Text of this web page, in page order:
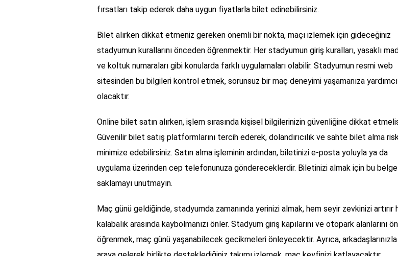
fırsatları takip ederek daha uygun fiyatlarla bilet edinebilirsiniz.
Bilet alırken dikkat etmeniz gereken önemli bir nokta, maçı izlemek için gideceğiniz
stadyumun kurallarını önceden öğrenmektir. Her stadyumun giriş kuralları, yasaklı
ve koltuk numaraları gibi konularda farklı uygulamaları olabilir. Stadyumun resmi web
sitesinden bu bilgileri kontrol etmek, sorunsuz bir maç deneyimi yaşamanıza yardımcı
olacaktır.
Online bilet satın alırken, işlem sırasında kişisel bilgilerinizin güvenliğine dikkat
Güvenilir bilet satış platformlarını tercih ederek, dolandırıcılık ve sahte bilet alma
minimize edebilirsiniz. Satın alma işleminin ardından, biletinizi e-posta yoluyla ya da
uygulama üzerinden cep telefonunuza göndereceklerdir. Biletinizi almak için bu
saklamayı unutmayın.
Maç günü geldiğinde, stadyumda zamanında yerinizi almak, hem seyir zevkinizi artırır
kalabalık arasında kaybolmanızı önler. Stadyum giriş kapılarını ve otopark alanlarını
öğrenmek, maç günü yaşanabilecek gecikmeleri önleyecektir. Ayrıca,